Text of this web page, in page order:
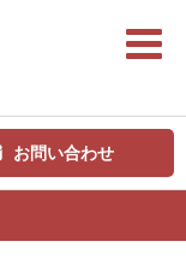
お問い合わせ